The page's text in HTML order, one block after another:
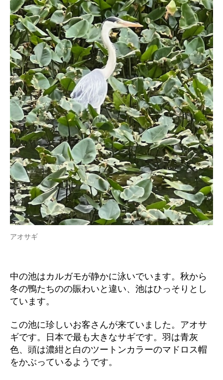
アオサギ
中の池はカルガモが静かに泳いでいます。秋から
冬の鴨たちのの賑わいと違い、池はひっそりとし
ています。
この池に珍しいお客さんが来ていました。アオサ
ギです。日本で最も大きなサギです。羽は青灰
色、頭は濃紺と白のツートンカラーのマドロス帽
をかぶっているようです。